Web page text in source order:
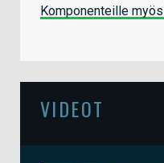
Komponenteille
VIDEOT